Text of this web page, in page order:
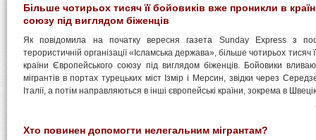
Більше чотирьох тисяч її бойовиків вже проникли в
союзу під виглядом біженців
Як повідомила на початку вересня газета Sunday Express з
терористичній організації «Ісламська держава», більше чотирьох тисяч
країни Європейського союзу під виглядом біженців. Бойовики
мігрантів в портах турецьких міст Ізмір і Мерсин, звідки через
Італії, а потім направляються в інші європейські країни, зокрема в
Хто повинен допомогти нелегальним мігрантам?